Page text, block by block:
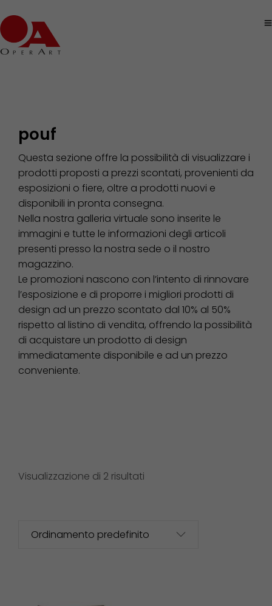
pouf
Questa sezione offre la possibilità di visualizzare i
prodotti proposti a prezzi scontati, provenienti da
esposizioni o fiere, oltre a prodotti nuovi e
disponibili in pronta consegna.
Nella nostra galleria virtuale sono inserite le
immagini e tutte le informazioni degli articoli
presenti presso la nostra sede o il nostro
magazzino.
Le promozioni nascono con l’intento di rinnovare
l’esposizione e di proporre i migliori prodotti di
design ad un prezzo scontato dal 10% al 50%
rispetto al listino di vendita, offrendo la possibilità
di acquistare un prodotto di design
immediatamente disponibile e ad un prezzo
conveniente.
Visualizzazione di 2 risultati